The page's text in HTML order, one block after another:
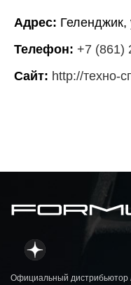
Адрес: Геленджик,
Телефон: +7 (861)
Сайт: http://техно-
Официальный